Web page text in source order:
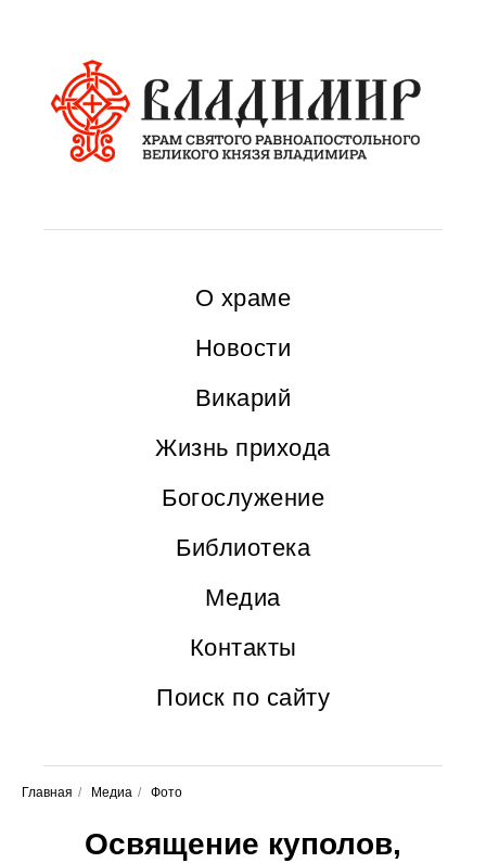
О храме
Новости
Викарий
Жизнь прихода
Богослужение
Библиотека
Медиа
Контакты
Поиск по сайту
Главная / Медиа / Фото
Освящение куполов,